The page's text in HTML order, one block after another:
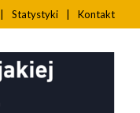
Statystyki Kontakt